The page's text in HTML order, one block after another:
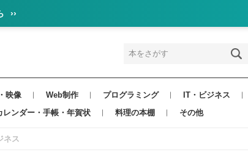
››
映像 Web制作 プログラミング
IT・ビジネス
レンダー・手帳・年賀状 料理の本棚 その他
ネス